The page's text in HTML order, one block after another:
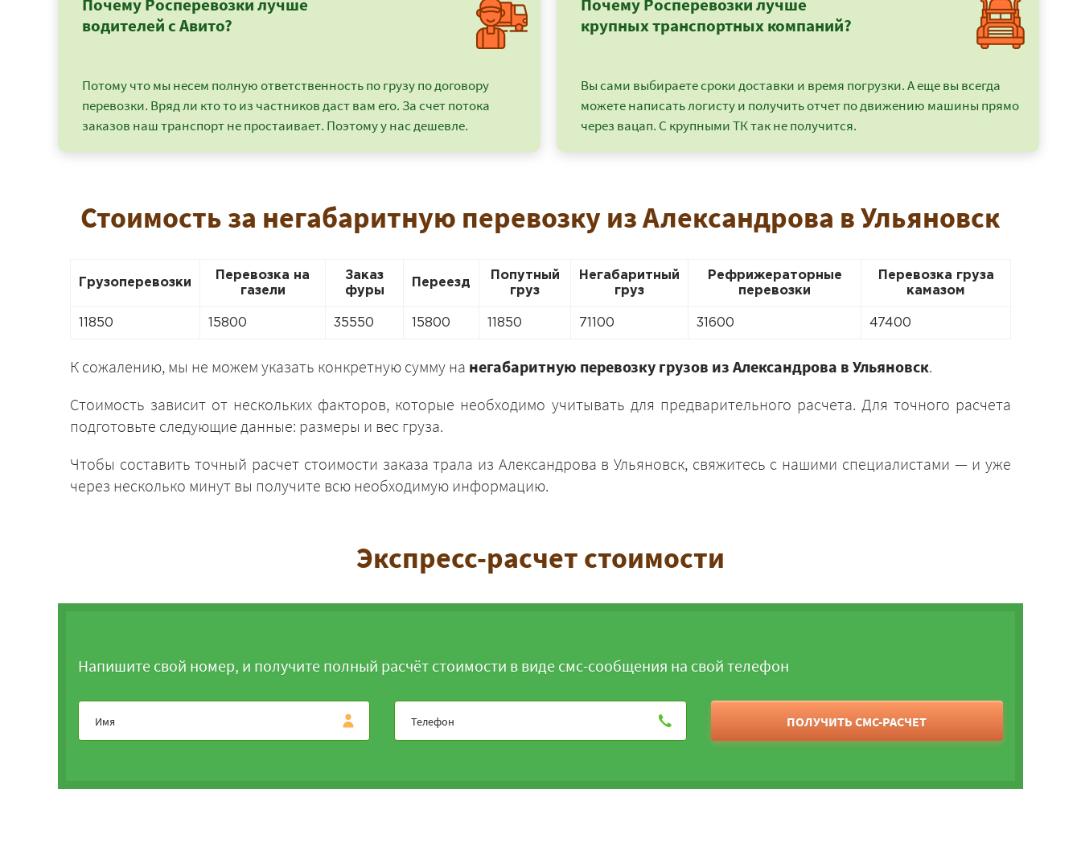
Почему Росперевозки лучше
водителей с Авито?
Потому что мы несем полную ответственность по грузу по договору
перевозки. Вряд ли кто то из частников даст вам его. За счет потока
заказов наш транспорт не простаивает. Поэтому у нас дешевле.
Почему Росперевозки лучше
крупных транспортных компаний?
Вы сами выбираете сроки доставки и время погрузки. А еще вы всегда
можете написать логисту и получить отчет по движению машины прямо
через вацап. С крупными ТК так не получится.
Стоимость за негабаритную перевозку из Александрова в Ульяновск
Грузоперевозки
Перевозка на
газели
Заказ
фуры
Переезд
Попутный
груз
Негабаритный
груз
Рефрижераторные
перевозки
Перевозка груза
камазом
11850 15800 35550 15800 11850 71100 31600 47400
К сожалению, мы не можем указать конкретную сумму на негабаритную перевозку грузов из Александрова в Ульяновск.
Стоимость зависит от нескольких факторов, которые необходимо учитывать для предварительного расчета. Для точного расчета
подготовьте следующие данные: размеры и вес груза.
Чтобы составить точный расчет стоимости заказа трала из Александрова в Ульяновск, свяжитесь с нашими специалистами — и уже
через несколько минут вы получите всю необходимую информацию.
Экспресс-расчет стоимости
Напишите свой номер, и получите полный расчёт стоимости в виде смс-сообщения на свой телефон
ПОЛУЧИТЬ СМС-РАСЧЕТ
+7 (499) 520-05-23